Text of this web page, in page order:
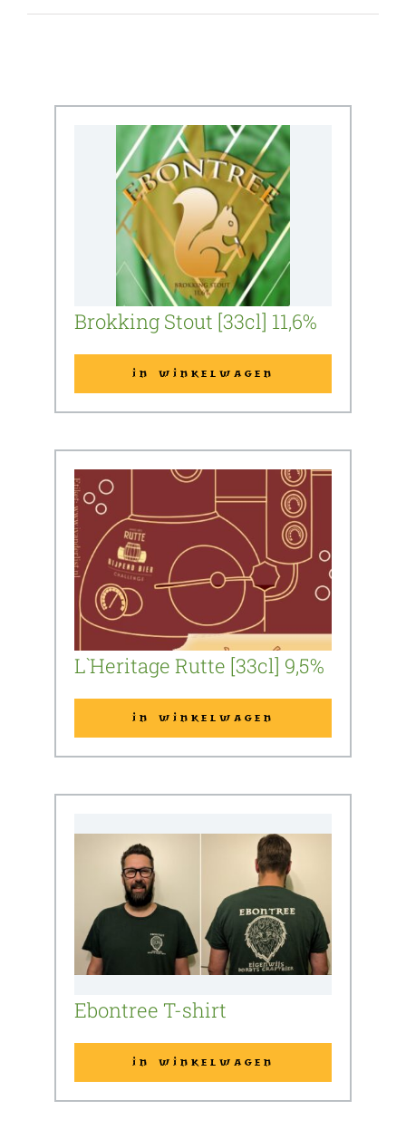
Brokking Stout [33cl] 11,6%
IN WINKELWAGEN
L`Heritage Rutte [33cl] 9,5%
IN WINKELWAGEN
Ebontree T-shirt
IN WINKELWAGEN